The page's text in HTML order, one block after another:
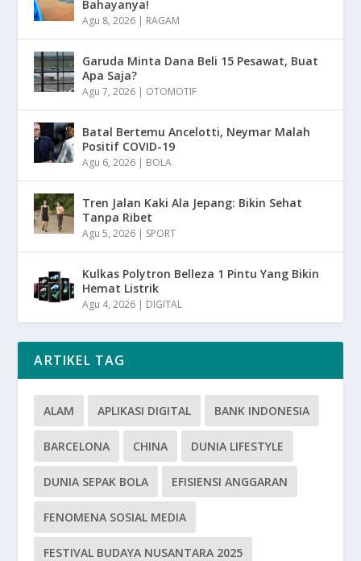
Bahayanya!
Agu 8, 2026 | RAGAM
Garuda Minta Dana Beli 15 Pesawat, Buat
Apa Saja?
Agu 7, 2026 | OTOMOTIF
Batal Bertemu Ancelotti, Neymar Malah
Positif COVID-19
Agu 6, 2026 | BOLA
Tren Jalan Kaki Ala Jepang: Bikin Sehat
Tanpa Ribet
Agu 5, 2026 | SPORT
Kulkas Polytron Belleza 1 Pintu Yang Bikin
Hemat Listrik
Agu 4, 2026 | DIGITAL
ARTIKEL TAG
ALAM APLIKASI DIGITAL BANK INDONESIA
BARCELONA CHINA DUNIA LIFESTYLE
DUNIA SEPAK BOLA EFISIENSI ANGGARAN
FENOMENA SOSIAL MEDIA
FESTIVAL BUDAYA NUSANTARA 2025